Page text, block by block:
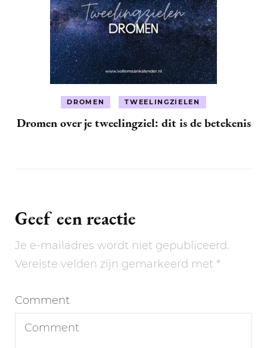
DROMEN TWEELINGZIELEN
Dromen over je tweelingziel: dit is de betekenis
Geef een reactie
Je e-mailadres wordt niet gepubliceerd.
Vereiste velden zijn gemarkeerd met *
Comment